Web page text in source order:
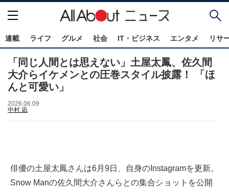
連載 ライフ グルメ 社会 IT・ビジネス エンタメ リサ
「同じ人間とは思えない」土屋太鳳、佐久間
大介らイケメンとの圧巻スタイル披露！ 「ほ
んと可愛い」
2026.06.09
中村 凪
俳優の土屋太鳳さんは6月9日、自身のInstagramを更新。
Snow Manの佐久間大介さんらとの集合ショットを公開